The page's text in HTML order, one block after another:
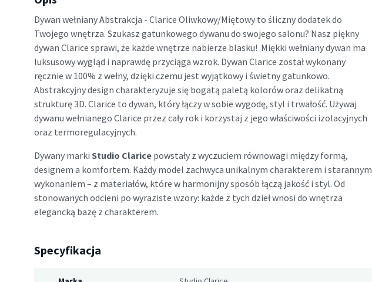
Dywan wełniany Abstrakcja - Clarice Oliwkowy/Miętowy to śliczny dodatek do
Twojego wnętrza. Szukasz gatunkowego dywanu do swojego salonu? Nasz piękny
dywan Clarice sprawi, że każde wnętrze nabierze blasku! Miękki wełniany dywan ma
luksusowy wygląd i naprawdę przyciąga wzrok. Dywan Clarice został wykonany
ręcznie w 100% z wełny, dzięki czemu jest wyjątkowy i świetny gatunkowo.
Abstrakcyjny design charakteryzuje się bogatą paletą kolorów oraz delikatną
strukturę 3D. Clarice to dywan, który łączy w sobie wygodę, styl i trwałość. Używaj
dywanu wełnianego Clarice przez cały rok i korzystaj z jego właściwości izolacyjnych
oraz termoregulacyjnych.
Dywany marki Studio Clarice powstały z wyczuciem równowagi między formą,
designem a komfortem. Każdy model zachwyca unikalnym charakterem i starannym
wykonaniem – z materiałów, które w harmonijny sposób łączą jakość i styl. Od
stonowanych odcieni po wyraziste wzory: każde z tych dzieł wnosi do wnętrza
elegancką bazę z charakterem.
Specyfikacja